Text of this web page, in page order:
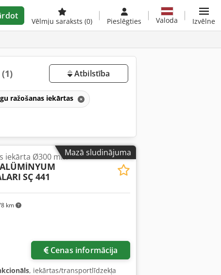
Vēlmju saraksts (0) Pieslēgties Valoda Izvēlne
(1) Atbilstība
ražošanas iekārtas
Mazā sludinājuma
km
iekārta Ø300 mm
SÇ 441
Cenas informācija
, iekārtas/transportlīdzekļa